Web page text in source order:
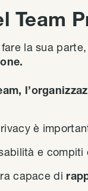
Team
la sua
è
e compiti
capace di